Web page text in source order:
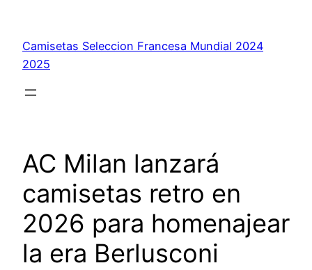
contenido
Camisetas Seleccion Francesa Mundial 2024
2025
AC Milan lanzará
camisetas retro en
2026 para homenajear
la era Berlusconi